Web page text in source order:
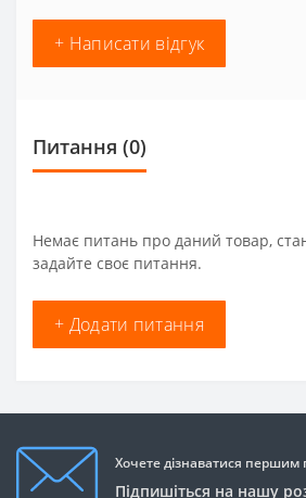
+ Написати відгук
Питання (0)
Немає питань про даний товар,
задайте своє питання.
+ Додати питання
Хочете дізнаватися першим
Підпишіться на нашу